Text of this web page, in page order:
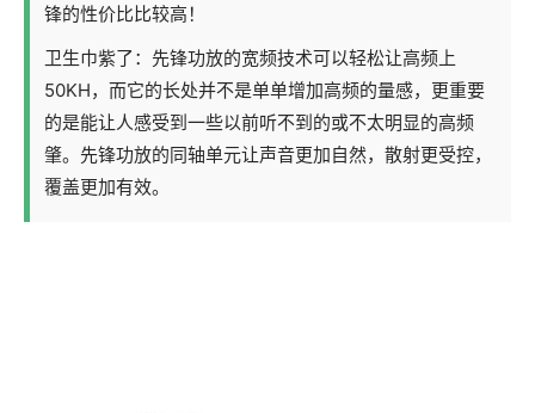
锋的性价比比较高！
卫生巾紫了：先锋功放的宽频技术可以轻松让高频上
50KH，而它的长处并不是单单增加高频的量感，更重要
的是能让人感受到一些以前听不到的或不太明显的高频
肇。先锋功放的同轴单元让声音更加自然，散射更受控，
覆盖更加有效。